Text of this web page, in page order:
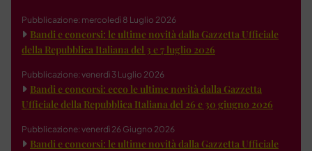
Pubblicazione: mercoledì 8 Luglio 2026
Bandi e concorsi: le ultime novità dalla Gazzetta Ufficiale
della Repubblica Italiana del 3 e 7 luglio 2026
Pubblicazione: venerdì 3 Luglio 2026
Bandi e concorsi: ecco le ultime novità dalla Gazzetta
Ufficiale della Repubblica Italiana del 26 e 30 giugno 2026
Pubblicazione: venerdì 26 Giugno 2026
Bandi e concorsi: le ultime novità dalla Gazzetta Ufficiale